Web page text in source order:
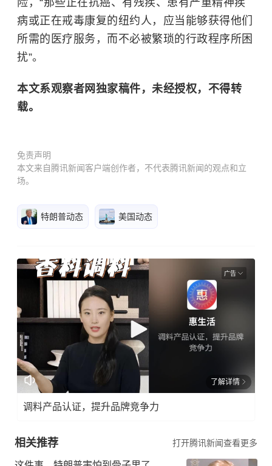
险，“那些正在抗癌、有残疾、患有严重精神疾
病或正在戒毒康复的纽约人，应当能够获得他们
所需的医疗服务，而不必被繁琐的行政程序所困
扰”。
本文系观察者网独家稿件，未经授权，不得转
载。
免责声明
本文来自腾讯新闻客户端创作者，不代表腾讯新闻的观点和立
场。
特朗普动态 美国动态
广告
了解详情
调料产品认证，提升品牌竞争力
相关推荐 打开腾讯新闻查看更多